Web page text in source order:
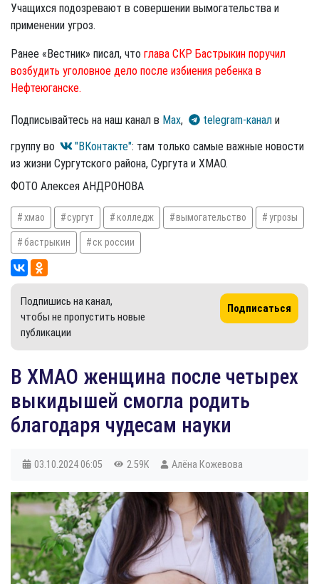
Учащихся подозревают в совершении вымогательства и
применении угроз.
Ранее «Вестник» писал, что глава СКР Бастрыкин поручил
возбудить уголовное дело после избиения ребенка в
Нефтеюганске.
Подписывайтесь на наш канал в Max, telegram-канал и
группу во
"ВКонтакте": там только самые важные новости
из жизни Сургутского района, Сургута и ХМАО.
ФОТО Алексея АНДРОНОВА
хмао сургут колледж вымогательство угрозы
бастрыкин ск россии
Подпишись на канал,
чтобы не пропустить новые
публикации
Подписаться
В ХМАО женщина после четырех
выкидышей смогла родить
благодаря чудесам науки
03.10.202406:05 2.59K Алёна Кожевова